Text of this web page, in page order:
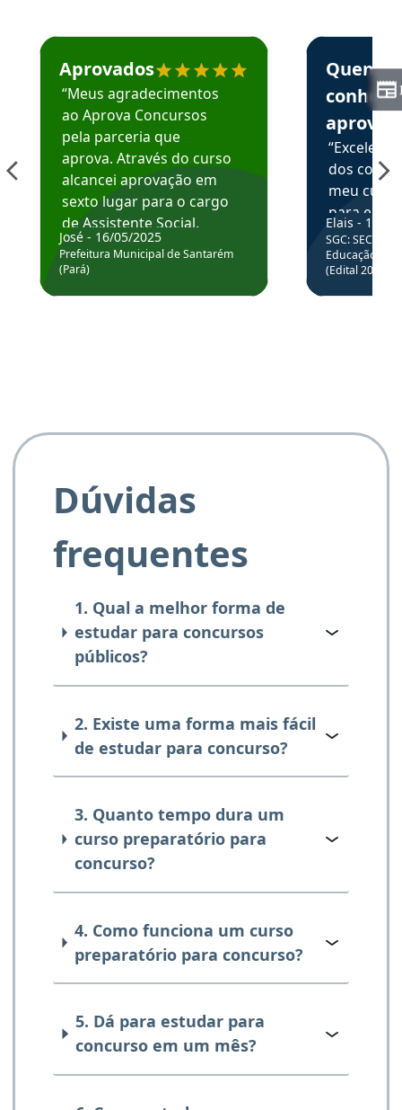
Estudante José recomenda o Aprova Concursos em
Aprovados
“Meus agradecimentos
ao Aprova Concursos
pela parceria que
aprova. Através do curso
alcancei aprovação em
sexto lugar para o cargo
de Assistente Social.
Hoje estou atuando na
Prefeitura de Santarém.
José - 16/05/2025
Prefeitura Municipal de Santarém
(Pará)
Estudante
Quem
aprova
dos
meu
para
colocar
através
de
Elais - 15/
SGC: SEC BA
Educação
(Edital
Dúvidas
frequentes
1. Qual a melhor forma de
estudar para concursos
públicos?
2. Existe uma forma mais fácil
de estudar para concurso?
3. Quanto tempo dura um
curso preparatório para
concurso?
4. Como funciona um curso
preparatório para concurso?
5. Dá para estudar para
concurso em um mês?